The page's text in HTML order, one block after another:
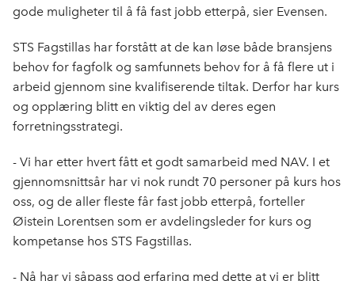
gode muligheter til å få fast jobb etterpå, sier Evensen.
STS Fagstillas har forstått at de kan løse både bransjens
behov for fagfolk og samfunnets behov for å få flere ut i
arbeid gjennom sine kvalifiserende tiltak. Derfor har kurs
og opplæring blitt en viktig del av deres egen
forretningsstrategi.
- Vi har etter hvert fått et godt samarbeid med NAV. I et
gjennomsnittsår har vi nok rundt 70 personer på kurs hos
oss, og de aller fleste får fast jobb etterpå, forteller
Øistein Lorentsen som er avdelingsleder for kurs og
kompetanse hos STS Fagstillas.
- Nå har vi såpass god erfaring med dette at vi er blitt